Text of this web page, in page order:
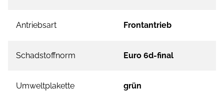
Antriebsart Frontantrieb
Schadstoffnorm Euro 6d-final
Umweltplakette grün